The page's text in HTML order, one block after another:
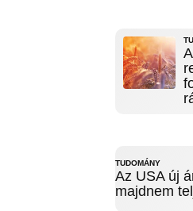
TUDOMÁNY
Az USA új
majdnem